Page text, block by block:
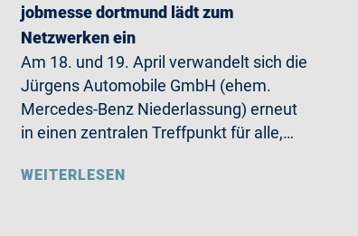
jobmesse dortmund lädt zum
Netzwerken ein
Am 18. und 19. April verwandelt sich die
Jürgens Automobile GmbH (ehem.
Mercedes-Benz Niederlassung) erneut
in einen zentralen Treffpunkt für alle,…
WEITERLESEN